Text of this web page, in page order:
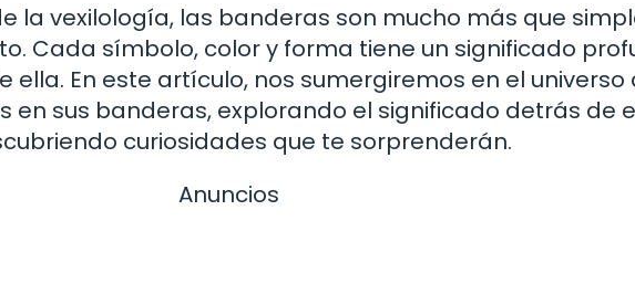
la vexilología, las banderas son mucho más que
Cada símbolo, color y forma tiene un significado
ella. En este artículo, nos sumergiremos en el universo
en sus banderas, explorando el significado detrás de
curiosidades que te sorprenderán.
Anuncios